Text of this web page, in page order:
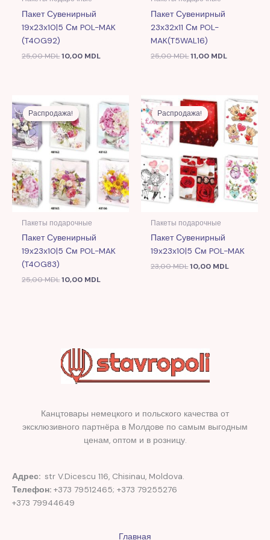
Пакет Сувенирный
19x23x10|5 См POL-MAK
(T4OG92)
25,00MDL10,00 MDL
Пакет Сувенирный
23х32х11 См POL-
MAK(T5WAL16)
25,00MDL11,00 MDL
Распродажа!
Распродажа!
Пакеты подарочные
Пакет Сувенирный
19x23x10|5 См POL-MAK
(T4OG83)
25,00MDL
цена
составляла
25,00 MDL.
10,00 MDL
цена:
10,00 MDL.
Распродажа!
Распродажа!
Пакеты подарочные
Пакет Сувенирный
19x23x10|5 См POL-MAK
23,00MDL
Первоначальная
цена
составляла
23,00 MDL.
10,00 MDL
Текущая
цена:
10,00 MDL.
Канцтовары немецкого и польского качества от
эксклюзивного партнёра в Молдове по самым выгодным
ценам, оптом и в розницу.
Адрес: str V.Dicescu 116, Chisinau, Moldova.
Телефон: +373 79512465; +373 79255276
+373 79944649
Главная